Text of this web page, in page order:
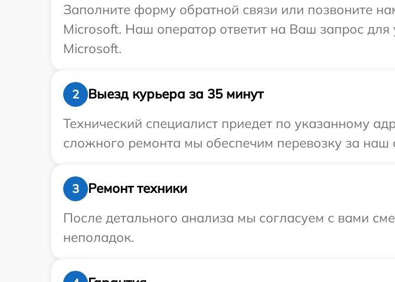
Заполните форму обратной связи или позвоните
Microsoft. Наш оператор ответит на Ваш запрос
Microsoft.
2
Выезд курьера за 35 минут
Технический специалист приедет по указанному
сложного ремонта мы обеспечим перевозку за наш
3
Ремонт техники
После детального анализа мы согласуем с вами
неполадок.